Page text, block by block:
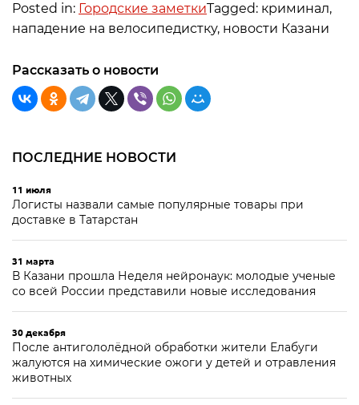
Posted in: Городские заметкиTagged: криминал,
нападение на велосипедистку, новости Казани
Рассказать о новости
ПОСЛЕДНИЕ НОВОСТИ
11 июля
Логисты назвали самые популярные товары при
доставке в Татарстан
31 марта
В Казани прошла Неделя нейронаук: молодые ученые
со всей России представили новые исследования
30 декабря
После антигололёдной обработки жители Елабуги
жалуются на химические ожоги у детей и отравления
животных